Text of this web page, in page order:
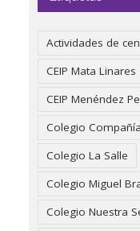
Actividades de
CEIP Mata Linares
CEIP Menéndez
Colegio
Colegio La Salle
Colegio Miguel
Colegio Nuestra